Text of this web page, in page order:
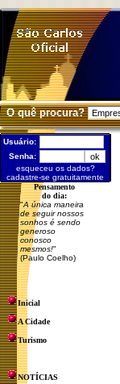
O quê procura?
Usuário:
Senha:
esqueceu os dados?
cadastre-se gratuitamente
Pensamento
do dia:
"A única maneira
de seguir nossos
sonhos é sendo
generoso
conosco
mesmos!"
(Paulo Coelho)
Inicial
A Cidade
Turismo
NOTÍCIAS